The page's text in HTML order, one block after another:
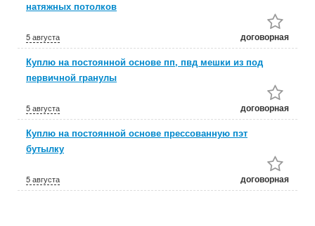
натяжных потолков
5 августа договорная
Куплю на постоянной основе пп, пвд мешки из под
первичной гранулы
5 августа договорная
Куплю на постоянной основе прессованную пэт
бутылку
5 августа договорная